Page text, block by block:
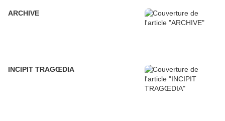
ARCHIVE
INCIPIT TRAGŒDIA